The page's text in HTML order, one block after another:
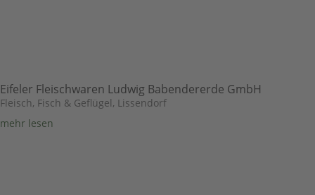
Eifeler Fleischwaren Ludwig Babendererde GmbH
Fleisch, Fisch & Geflügel, Lissendorf
mehr lesen